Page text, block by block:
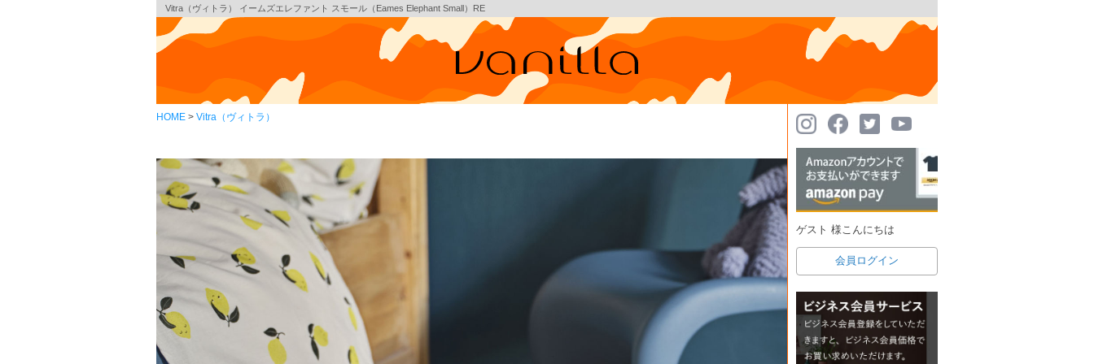
Vitra（ヴィトラ） イームズエレファント スモール（Eames Elephant Small）RE
HOME Vitra（ヴィトラ）
ゲスト 様こんにちは
会員ログイン